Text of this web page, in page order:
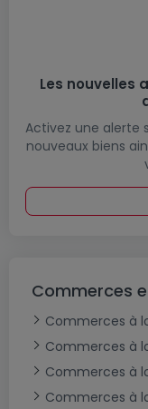
Les nouvelles
Activez une alerte
nouveaux biens
Commerces
Commerces à
Commerces à
Commerces à
Commerces à